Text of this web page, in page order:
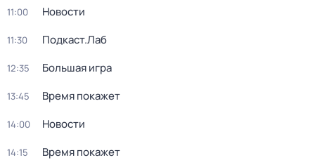
11:00 Новости
11:30 Подкаст.Лаб
12:35 Большая игра
13:45 Время покажет
14:00 Новости
14:15 Время покажет